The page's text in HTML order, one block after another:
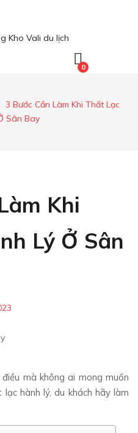
0
3 Bước Cần Làm Khi Thất Lạc
Sân Bay
Khi
Lý Ở Sân
mà không ai mong muốn
hành lý, du khách hãy làm